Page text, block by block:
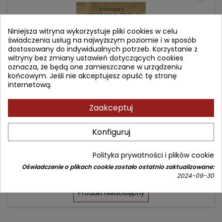
NEUROLOGICAL REHABILITATION
(0)
Produkt niedostępny
Niniejsza witryna wykorzystuje pliki cookies w celu
świadczenia usług na najwyższym poziomie i w sposób
dostosowany do indywidualnych potrzeb. Korzystanie z
witryny bez zmiany ustawień dotyczących cookies
oznacza, że będą one zamieszczane w urządzeniu
końcowym. Jeśli nie akceptujesz opuść tę stronę
internetową.
Zaakceptuj
Konfiguruj
Polityka prywatności i plików cookie
Oświadczenie o plikach cookie zostało ostatnio zaktualizowane:
2024-09-30